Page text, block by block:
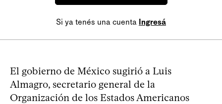
Si ya tenés una cuenta Ingresá
El gobierno de México sugirió a Luis
Almagro, secretario general de la
Organización de los Estados Americanos